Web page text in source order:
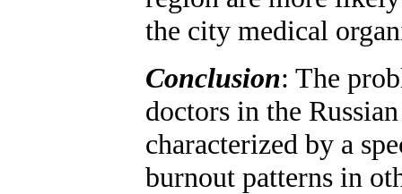
the city medical
Conclusion: The
doctors in the
characterized by a
burnout patterns in